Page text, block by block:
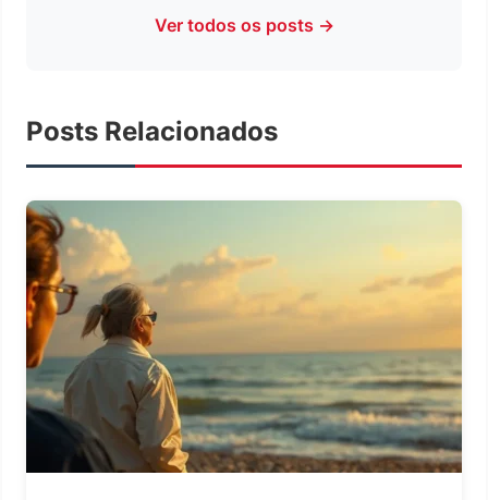
Ver todos os posts →
Posts Relacionados